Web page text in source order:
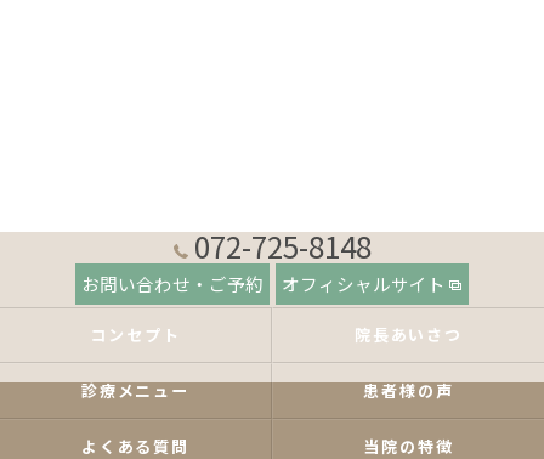
072-725-8148
お問い合わせ・ご予約 オフィシャルサイト
コンセプト 院長あいさつ
診療メニュー 患者様の声
よくある質問 当院の特徴